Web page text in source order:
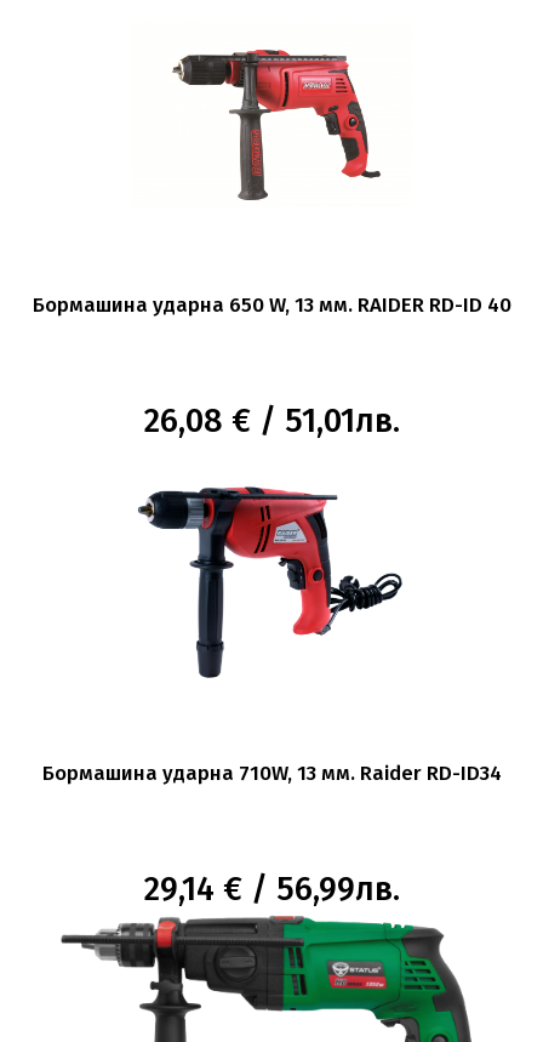
Бормашина ударна 650 W, 13 мм. RAIDER RD-ID 40
26,08 € / 51,01лв.
Бормашина ударна 710W, 13 мм. Raider RD-ID34
29,14 € / 56,99лв.